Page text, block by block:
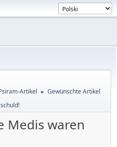
Artikel ► Gewünschte Artikel
Medis waren